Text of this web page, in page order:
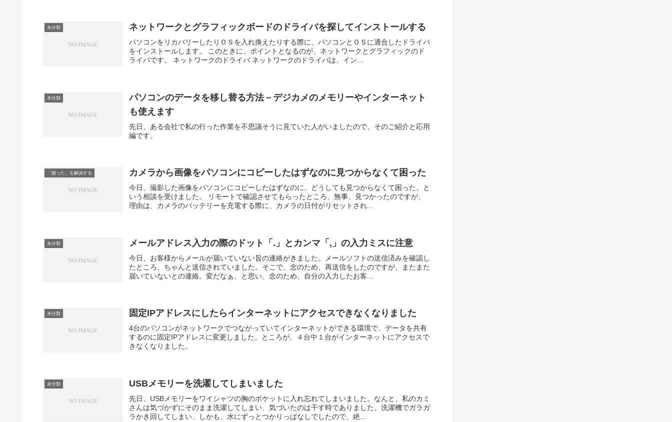
未分類 ネットワークとグラフィックボードのドライバを探してインストールする
パソコンをリカバリーしたりＯＳを入れ換えたりする際に、パソコンとＯＳに適合したドライバ
をインストールします。 このときに、ポイントとなるのが、ネットワークとグラフィックのド
ライバです。 ネットワークのドライバ ネットワークのドライバは、イン...
未分類
パソコンのデータを移し替る方法－デジカメのメモリーやインターネット
も使えます
先日、ある会社で私の行った作業を不思議そうに見ていた人がいましたので、そのご紹介と応用
編です。
「困った」を解決する カメラから画像をパソコンにコピーしたはずなのに見つからなくて困った
今日、撮影した画像をパソコンにコピーしたはずなのに、どうしても見つからなくて困った、と
いう相談を受けました。 リモートで確認させてもらったところ、無事、見つかったのですが、
理由は、カメラのバッテリーを充電する際に、カメラの日付がリセットされ...
未分類 メールアドレス入力の際のドット「.」とカンマ「,」の入力ミスに注意
今日、お客様からメールが届いていない旨の連絡がきました。メールソフトの送信済みを確認し
たところ、ちゃんと送信されていました。そこで、念のため、再送信をしたのですが、またまた
届いていないとの連絡。変だなぁ、と思い、念のため、自分の入力したお客...
未分類 固定IPアドレスにしたらインターネットにアクセスできなくなりました
4台のパソコンがネットワークでつながっていてインターネットができる環境で、データを共有
するのに固定IPアドレスに変更しました。ところが、４台中１台がインターネットにアクセスで
きなくなりました。
未分類 USBメモリーを洗濯してしまいました
先日、USBメモリーをワイシャツの胸のポケットに入れ忘れてしまいました。なんと、私のカミ
さんは気づかずにそのまま洗濯してしまい、気づいたのは干す時でありました。洗濯機でガラガ
ラかき回してしまい、しかも、水にずっとつかりっぱなしでしたので、絶...